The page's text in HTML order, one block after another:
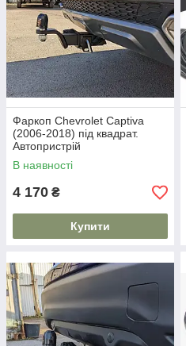
Фаркоп Chevrolet Captiva
(2006-2018) під квадрат.
Автопристрій
В наявності
4 170 ₴
Купити